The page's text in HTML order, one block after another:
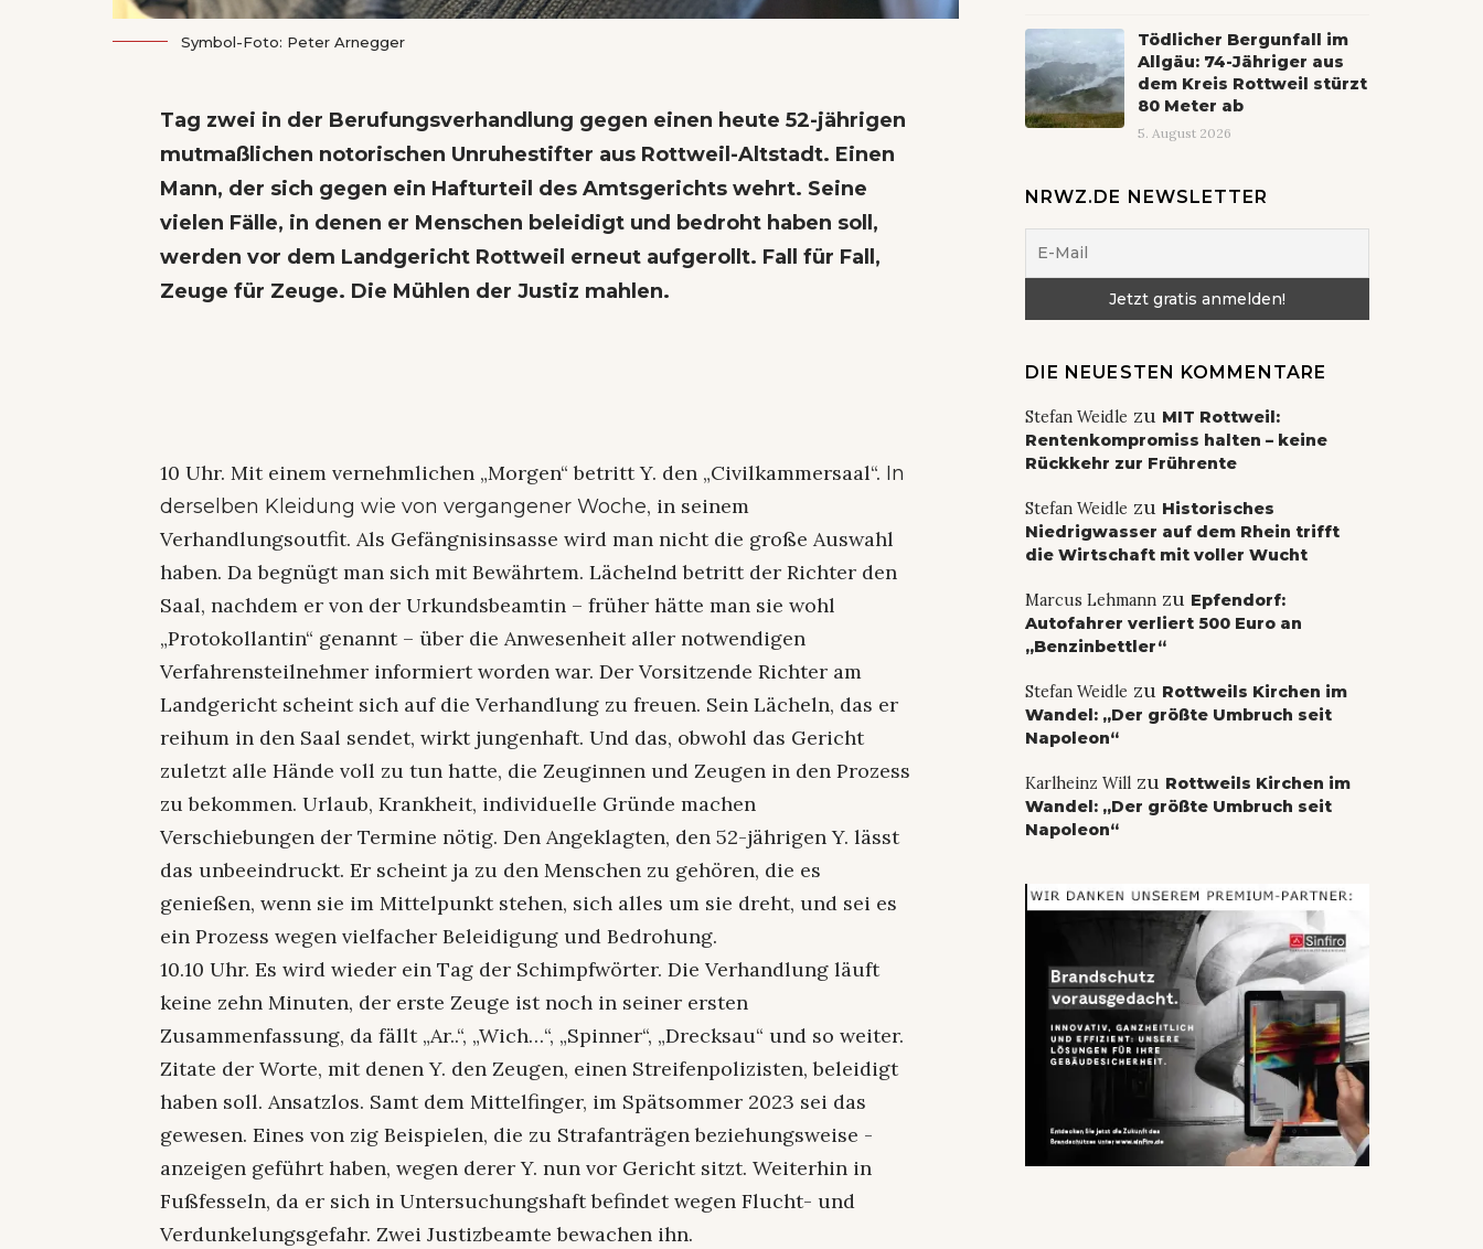
Symbol-Foto: Peter Arnegger
Tag zwei in der Berufungsverhandlung gegen einen heute 52-jährigen
mutmaßlichen notorischen Unruhestifter aus Rottweil-Altstadt. Einen
Mann, der sich gegen ein Hafturteil des Amtsgerichts wehrt. Seine
vielen Fälle, in denen er Menschen beleidigt und bedroht haben soll,
werden vor dem Landgericht Rottweil erneut aufgerollt. Fall für Fall,
Zeuge für Zeuge. Die Mühlen der Justiz mahlen.
10 Uhr. Mit einem vernehmlichen „Morgen“ betritt Y. den „Civilkammersaal“. In
derselben Kleidung wie von vergangener Woche, in seinem
Verhandlungsoutfit. Als Gefängnisinsasse wird man nicht die große Auswahl
haben. Da begnügt man sich mit Bewährtem. Lächelnd betritt der Richter den
Saal, nachdem er von der Urkundsbeamtin – früher hätte man sie wohl
„Protokollantin“ genannt – über die Anwesenheit aller notwendigen
Verfahrensteilnehmer informiert worden war. Der Vorsitzende Richter am
Landgericht scheint sich auf die Verhandlung zu freuen. Sein Lächeln, das er
reihum in den Saal sendet, wirkt jungenhaft. Und das, obwohl das Gericht
zuletzt alle Hände voll zu tun hatte, die Zeuginnen und Zeugen in den Prozess
zu bekommen. Urlaub, Krankheit, individuelle Gründe machen
Verschiebungen der Termine nötig. Den Angeklagten, den 52-jährigen Y. lässt
das unbeeindruckt. Er scheint ja zu den Menschen zu gehören, die es
genießen, wenn sie im Mittelpunkt stehen, sich alles um sie dreht, und sei es
ein Prozess wegen vielfacher Beleidigung und Bedrohung.
10.10 Uhr. Es wird wieder ein Tag der Schimpfwörter. Die Verhandlung läuft
keine zehn Minuten, der erste Zeuge ist noch in seiner ersten
Zusammenfassung, da fällt „Ar..“, „Wich…“, „Spinner“, „Drecksau“ und so weiter.
Zitate der Worte, mit denen Y. den Zeugen, einen Streifenpolizisten, beleidigt
haben soll. Ansatzlos. Samt dem Mittelfinger, im Spätsommer 2023 sei das
gewesen. Eines von zig Beispielen, die zu Strafanträgen beziehungsweise -
anzeigen geführt haben, wegen derer Y. nun vor Gericht sitzt. Weiterhin in
Fußfesseln, da er sich in Untersuchungshaft befindet wegen Flucht- und
Verdunkelungsgefahr. Zwei Justizbeamte bewachen ihn.
Tödlicher Bergunfall im
Allgäu: 74-Jähriger aus
dem Kreis Rottweil stürzt
80 Meter ab
5. August 2026
NRWZ.DE NEWSLETTER
DIE NEUESTEN KOMMENTARE
Stefan Weidle zu MIT Rottweil:
Rentenkompromiss halten – keine
Rückkehr zur Frührente
Stefan Weidle zu Historisches
Niedrigwasser auf dem Rhein trifft
die Wirtschaft mit voller Wucht
Marcus Lehmannzu Epfendorf:
Autofahrer verliert 500 Euro an
„Benzinbettler“
Stefan Weidle zu Rottweils Kirchen im
Wandel: „Der größte Umbruch seit
Napoleon“
Karlheinz Willzu Rottweils Kirchen im
Wandel: „Der größte Umbruch seit
Napoleon“